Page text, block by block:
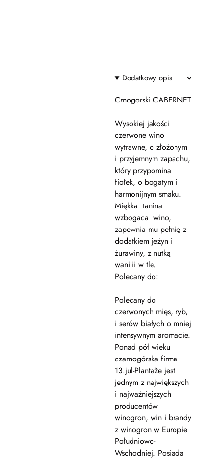
Dodatkowy opis
Crnogorski CABERNET
Wysokiej jakości
czerwone wino
wytrawne, o złożonym
i przyjemnym zapachu,
który przypomina
fiołek, o bogatym i
harmonijnym smaku.
Miękka tanina
wzbogaca wino,
zapewnia mu pełnię z
dodatkiem jeżyn i
żurawiny, z nutką
wanilii w tle.
Polecany do:
Polecany do
czerwonych mięs, ryb,
i serów białych o mniej
intensywnym aromacie.
Ponad pół wieku
czarnogórska firma
13.jul-Plantaže jest
jednym z największych
i najważniejszych
producentów
winogron, win i brandy
z winogron w Europie
Południowo-
Wschodniej. Posiada